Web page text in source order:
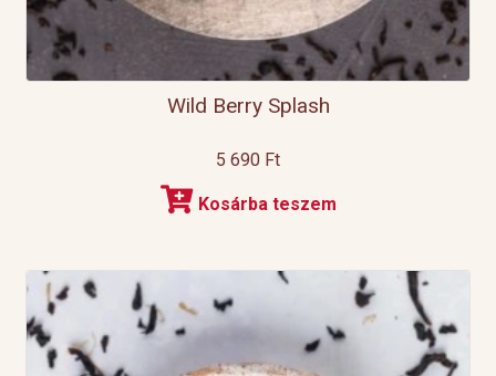
Wild Berry Splash
5 690 Ft
Kosárba teszem